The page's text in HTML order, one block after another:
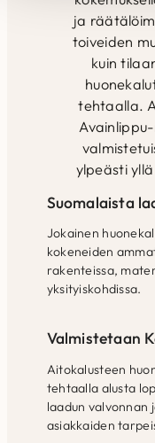
ja
toiveiden
kuin
tehtaalla.
ylpeästi
Suomalaista
Jokainen
kokeneiden
rakenteissa,
yksityiskohdissa.
Valmistetaan
Aitokalusteen
tehtaalla alusta
laadun
asiakkaiden